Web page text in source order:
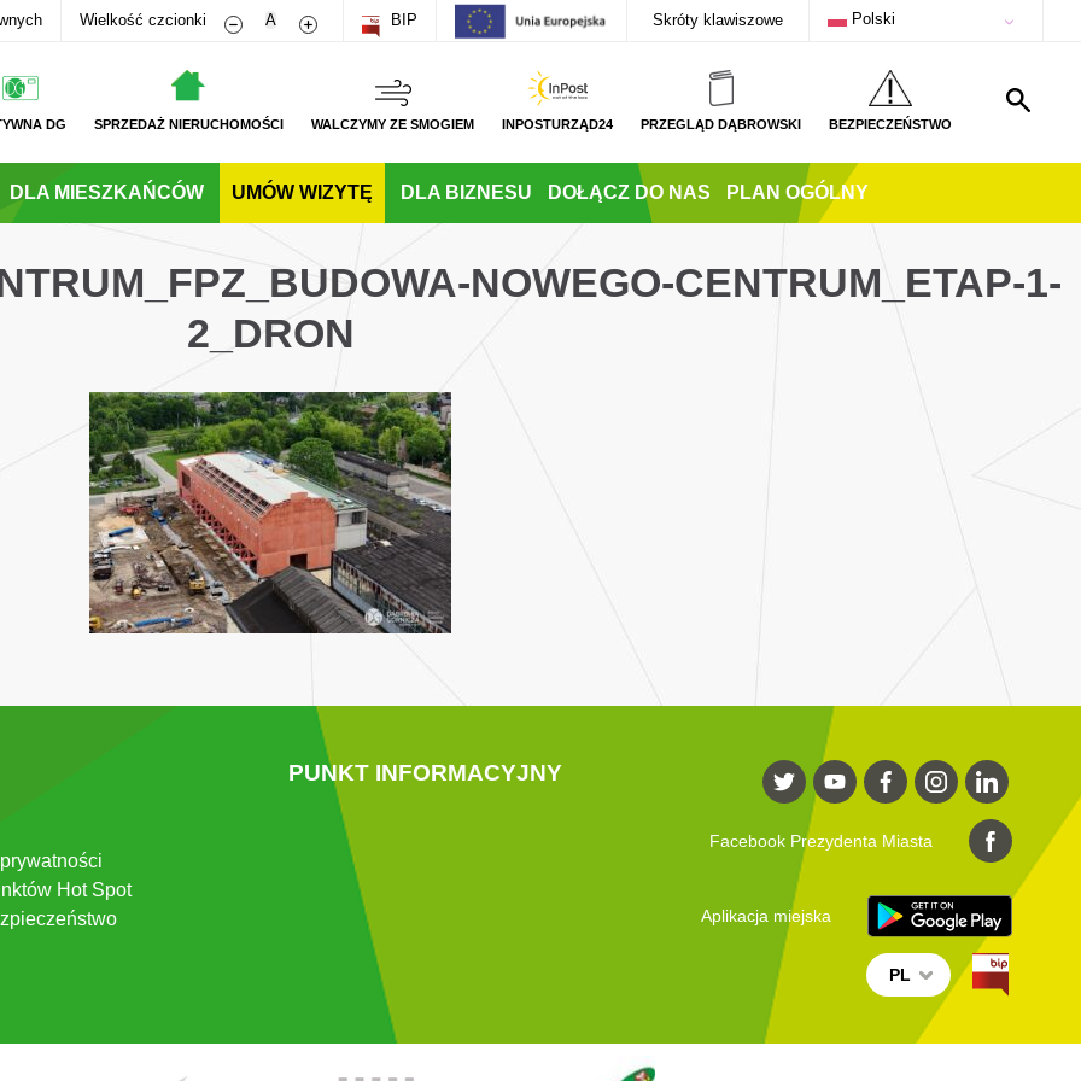
Wielkość czcionki Zmniejsz rozmiar czcionki
A Zwiększ rozmiar czcionki
BIP Skróty klawiszowe Polski
DG SPRZEDAŻ NIERUCHOMOŚCI WALCZYMY ZE SMOGIEM INPOSTURZĄD24 PRZEGLĄD DĄBROWSKI BEZPIECZEŃSTWO
DLA MIESZKAŃCÓW UMÓW WIZYTĘ DLA BIZNESU DOŁĄCZ DO NAS PLAN OGÓLNY
NOWEGO-CENTRUM_ETAP-1-
2_DRON
Hot Spot
PUNKT INFORMACYJNY
Facebook Prezydenta Miasta
Aplikacja miejska
PL